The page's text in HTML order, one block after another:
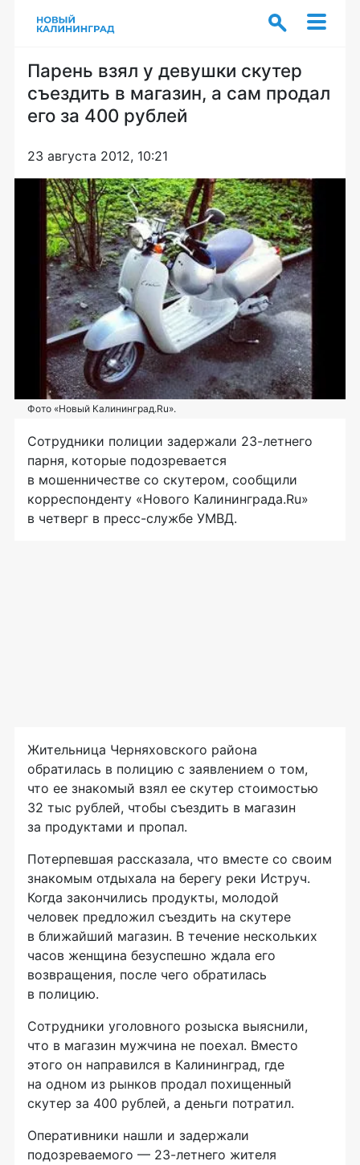
Парень взял у девушки скутер
съездить в магазин, а сам продал
его за 400 рублей
23 августа 2012, 10:21
Фото «Новый Калининград.Ru».
Сотрудники полиции задержали 23-летнего
парня, которые подозревается
в мошенничестве со скутером, сообщили
корреспонденту «Нового Калининграда.Ru»
в четверг в пресс-службе УМВД.
Жительница Черняховского района
обратилась в полицию с заявлением о том,
что ее знакомый взял ее скутер стоимостью
32 тыс рублей, чтобы съездить в магазин
за продуктами и пропал.
Потерпевшая рассказала, что вместе со своим
знакомым отдыхала на берегу реки Иструч.
Когда закончились продукты, молодой
человек предложил съездить на скутере
в ближайший магазин. В течение нескольких
часов женщина безуспешно ждала его
возвращения, после чего обратилась
в полицию.
Сотрудники уголовного розыска выяснили,
что в магазин мужчина не поехал. Вместо
этого он направился в Калининград, где
на одном из рынков продал похищенный
скутер за 400 рублей, а деньги потратил.
Оперативники нашли и задержали
подозреваемого — 23-летнего жителя